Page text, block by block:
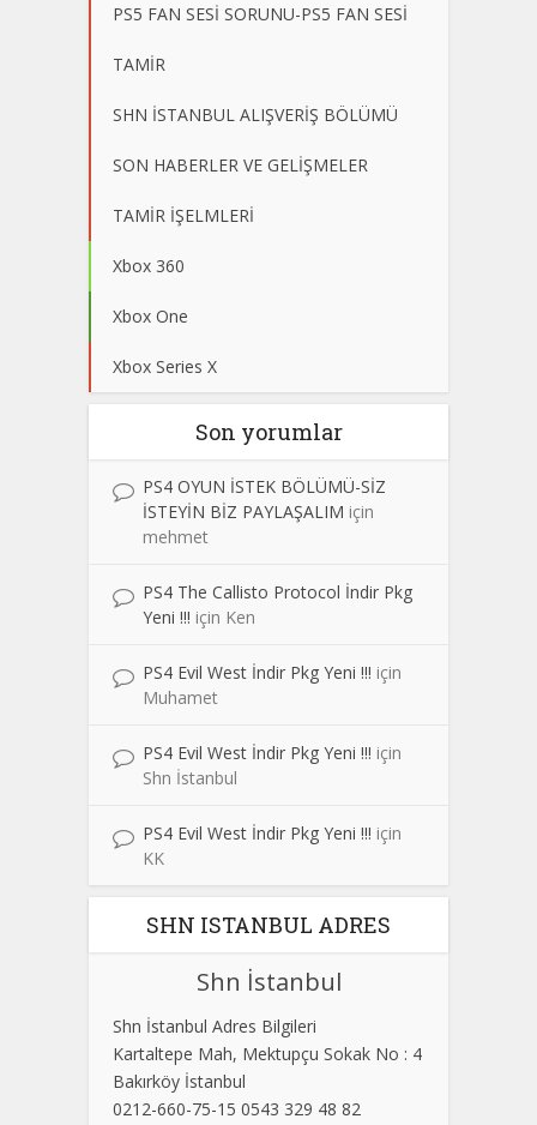
PS5 FAN SESİ SORUNU-PS5 FAN SESİ
TAMİR
SHN İSTANBUL ALIŞVERİŞ BÖLÜMÜ
SON HABERLER VE GELİŞMELER
TAMİR İŞELMLERİ
Xbox 360
Xbox One
Xbox Series X
Son yorumlar
PS4 OYUN İSTEK BÖLÜMÜ-SİZ
İSTEYİN BİZ PAYLAŞALIM için
mehmet
PS4 The Callisto Protocol İndir Pkg
Yeni !!! için Ken
PS4 Evil West İndir Pkg Yeni !!! için
Muhamet
PS4 Evil West İndir Pkg Yeni !!! için
Shn İstanbul
PS4 Evil West İndir Pkg Yeni !!! için
KK
SHN ISTANBUL ADRES
Shn İstanbul
Shn İstanbul Adres Bilgileri
Kartaltepe Mah, Mektupçu Sokak No : 4
Bakırköy İstanbul
0212-660-75-15 0543 329 48 82